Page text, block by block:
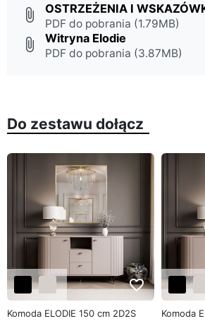
attach_file OSTRZEŻENIA I
PDF do pobrania (1.79MB)
attach_file Witryna Elodie
PDF do pobrania (3.87MB)
Do zestawu dołącz
favorite_border
Komoda ELODIE 150 cm 2D2S Komoda